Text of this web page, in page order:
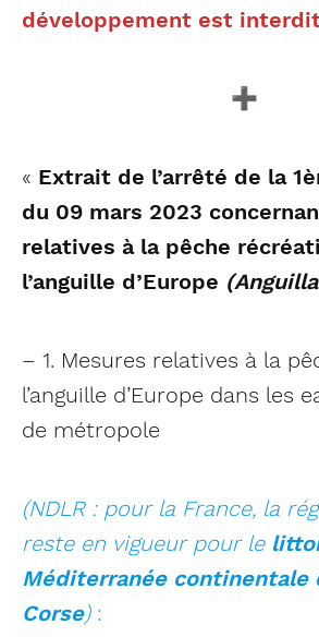
développement est
➕
« Extrait de l’arrêté de la
du 09 mars 2023
relatives à la pêche
l’anguille d’Europe
– 1. Mesures relatives à la
l’anguille d’Europe dans les
de métropole
(NDLR : pour la France, la
reste en vigueur pour le
Méditerranée continentale
Corse) :